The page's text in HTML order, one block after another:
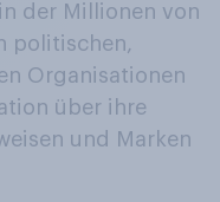
der Millionen von
politischen,
Organisationen
über ihre
und Marken